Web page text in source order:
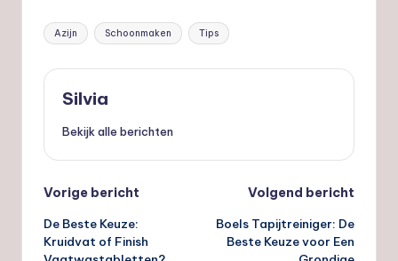
Tags:
Azijn Schoonmaken Tips
Silvia
Bekijk alle berichten
Bericht
navigatie
Vorige bericht
De Beste Keuze:
Kruidvat of Finish
Volgend bericht
Boels Tapijtreiniger: De
Beste Keuze voor Een